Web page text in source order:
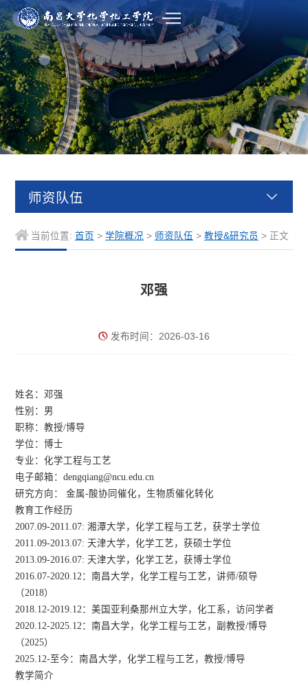
师资队伍
当前位置: 首页 > 学院概况 > 师资队伍 > 教授&研究员 > 正文
邓强
发布时间：2026-03-16
姓名： 邓强
性别： 男
职称：教授/博导
学位：博士
专业：化学工程与工艺
电子邮箱：dengqiang@ncu.edu.cn
研究方向：金属-酸协同催化，生物质催化转化
教育工作经历
2007.09-2011.07: 湘潭大学，化学工程与工艺，获学士学位
2011.09-2013.07: 天津大学，化学工艺，获硕士学位
2013.09-2016.07: 天津大学，化学工艺，获博士学位
2016.07-2020.12：南昌大学，化学工程与工艺，讲师/硕导
（2018）
2018.12-2019.12：美国亚利桑那州立大学，化工系，访问学者
2020.12-2025.12：南昌大学，化学工程与工艺，副教授/博导
（2025）
2025.12-至今：南昌大学，化学工程与工艺，教授/博导
教学简介